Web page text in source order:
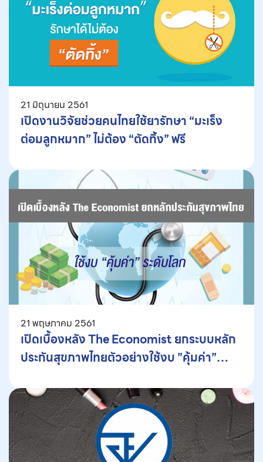
21 มิถุนายน 2561
เปิดงานวิจัยช่วยคนไทยใช้ยารักษา “มะเร็ง
ต่อมลูกหมาก” ไม่ต้อง “ตัดทิ้ง” ฟรี
21 พฤษภาคม 2561
เปิดเบื้องหลัง The Economist ยกระบบหลัก
ประกันสุขภาพไทยตัวอย่างใช้งบ ”คุ้มค่า”